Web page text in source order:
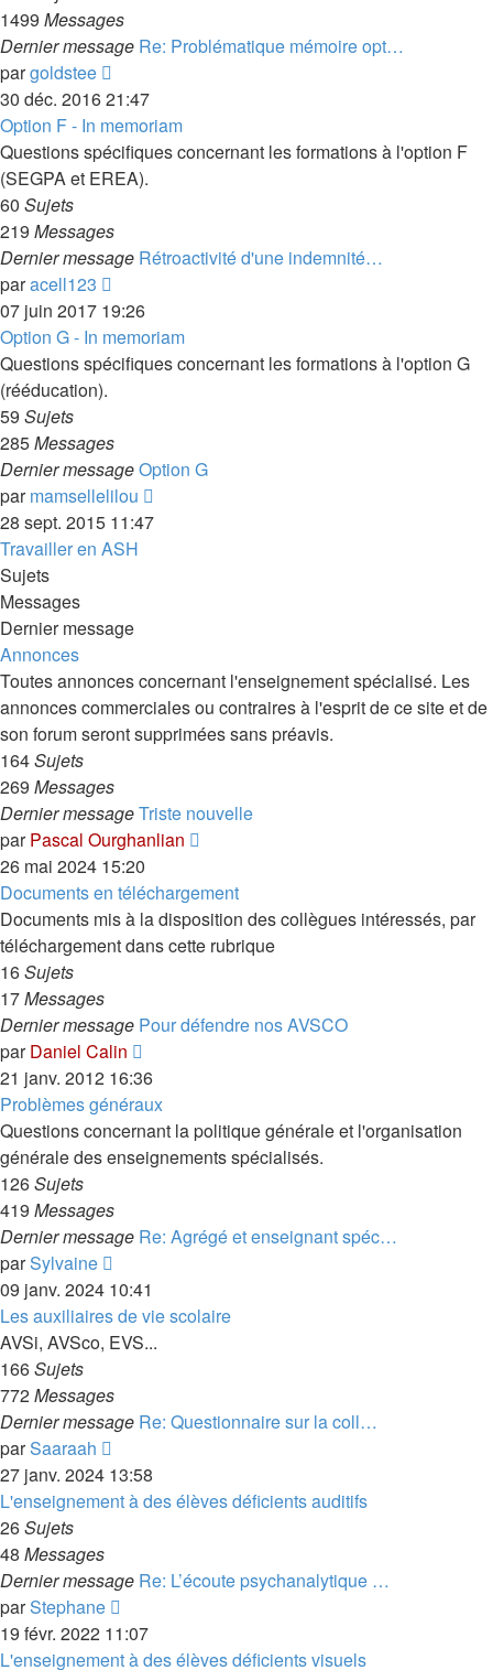
1499 Messages
Dernier message Re: Problématique mémoire opt…
pargoldstee
le
dernier
message
30 déc. 2016 21:47
Option F - In memoriam
Questions spécifiques concernant les formations à l'option F
(SEGPA et EREA).
60 Sujets
219 Messages
Dernier message Rétroactivité d'une indemnité…
paracell123
le
dernier
message
07 juin 2017 19:26
Option G - In memoriam
Questions spécifiques concernant les formations à l'option G
(rééducation).
59 Sujets
285Messages
Dernier messageOption G
parmamsellelilou
le
28 sept. 2015 11:47
Travailler en ASH
Sujets
Messages
Dernier message
Annonces
Toutes annonces concernant l'enseignement spécialisé. Les
annonces commerciales ou contraires à l'esprit de ce site et de
son forum seront supprimées sans préavis.
164Sujets
269 Messages
Dernier messageTriste nouvelle
parPascal Ourghanlian
dernier
message
26 mai 2024 15:20
Documents en téléchargement
Documents mis à la disposition des collègues intéressés, par
téléchargement dans cette rubrique
16Sujets
17Messages
Dernier message Pour défendre nos AVSCO
parDaniel Calin
le
dernier
message
21 janv. 2012 16:36
Problèmes généraux
Questions concernant la politique générale et l'organisation
générale des enseignements spécialisés.
126Sujets
419 Messages
Dernier message Re: Agrégé et enseignant spéc…
parSylvaine
le
dernier
message
09 janv. 2024 10:41
Les auxiliaires de vie scolaire
AVSi, AVSco, EVS...
166Sujets
772Messages
Dernier message Re: Questionnaire sur la coll…
parSaaraah
le
dernier
27 janv. 2024 13:58
L'enseignement à des élèves déficients auditifs
26Sujets
48 Messages
Dernier message Re: L’écoute psychanalytique …
parStephane
le
dernier
19 févr. 2022 11:07
L'enseignement à des élèves déficients visuels